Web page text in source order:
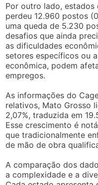
Por outro lado, estados
perdeu 12.960 postos
uma queda de 5.230
desafios que ainda
as dificuldades
setores específicos ou
econômica, podem
empregos.
As informações do
relativos, Mato Grosso
2,07%, traduzida em
Esse crescimento é
que tradicionalmente
de mão de obra
A comparação dos
a complexidade e a